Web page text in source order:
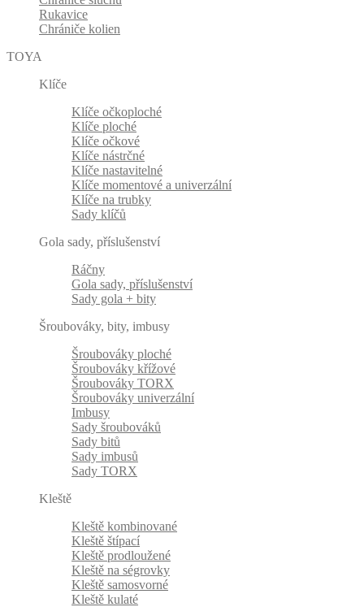
Rukavice
Chrániče kolien
TOYA
Klíče
Klíče očkoploché
Klíče ploché
Klíče očkové
Klíče nástrčné
Klíče nastavitelné
Klíče momentové a univerzální
Klíče na trubky
Sady klíčů
Gola sady, příslušenství
Ráčny
Gola sady, příslušenství
Sady gola + bity
Šroubováky, bity, imbusy
Šroubováky ploché
Šroubováky křížové
Šroubováky TORX
Šroubováky univerzální
Imbusy
Sady šroubováků
Sady bitů
Sady imbusů
Sady TORX
Kleště
Kleště kombinované
Kleště štípací
Kleště prodloužené
Kleště na ségrovky
Kleště samosvorné
Kleště kulaté